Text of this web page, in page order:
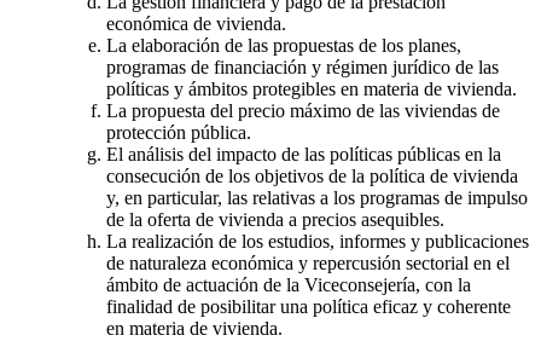
económica de vivienda.
La elaboración de las propuestas de los planes,
programas de financiación y régimen jurídico de las
políticas y ámbitos protegibles en materia de vivienda.
La propuesta del precio máximo de las viviendas de
protección pública.
El análisis del impacto de las políticas públicas en la
consecución de los objetivos de la política de vivienda
y, en particular, las relativas a los programas de impulso
de la oferta de vivienda a precios asequibles.
La realización de los estudios, informes y publicaciones
de naturaleza económica y repercusión sectorial en el
ámbito de actuación de la Viceconsejería, con la
finalidad de posibilitar una política eficaz y coherente
en materia de vivienda.